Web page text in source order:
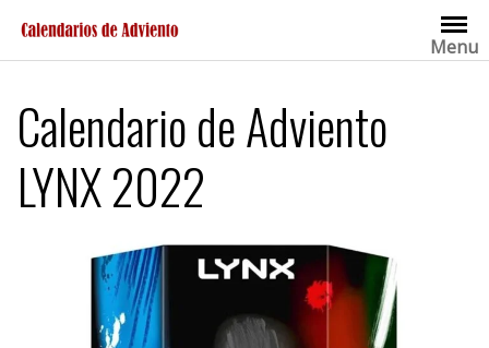
contenido
Menu
Calendario de Adviento
LYNX 2022